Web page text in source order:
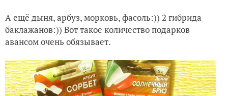
А ещё дыня, арбуз, морковь, фасоль:)) 2 гибрида
баклажанов:)) Вот такое количество подарков
авансом очень обязывает.